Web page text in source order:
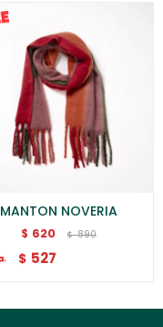
MANTON NOVERIA
$ 620 $ 890
$ 527